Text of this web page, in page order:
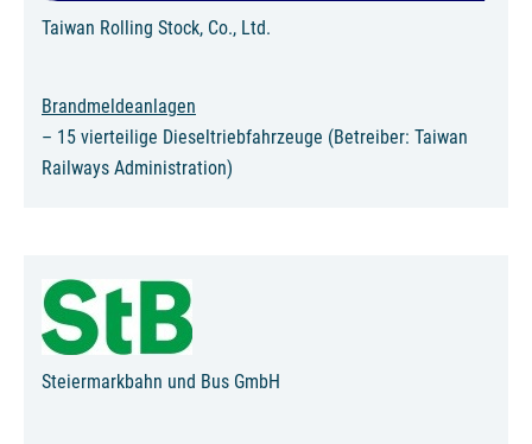
Taiwan Rolling Stock, Co., Ltd.
Brandmeldeanlagen
– 15 vierteilige Dieseltriebfahrzeuge (Betreiber: Taiwan
Railways Administration)
Steiermarkbahn und Bus GmbH